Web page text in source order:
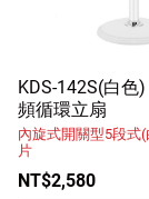
KDS-142S(白色
頻循環立扇
內旋式開關型5段式
片
NT$2,580